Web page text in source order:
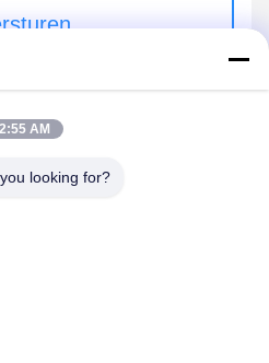
2:55 AM
looking for?